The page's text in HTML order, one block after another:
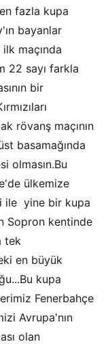
fazla kupa
bayanlar
maçında
22 sayı farkla
bir
rövanş maçının
basamağında
olmasın.Bu
ülkemize
ile yine bir kupa
Sopron kentinde
tek
en büyük
kupa
Fenerbahçe
Avrupa'nın
olan